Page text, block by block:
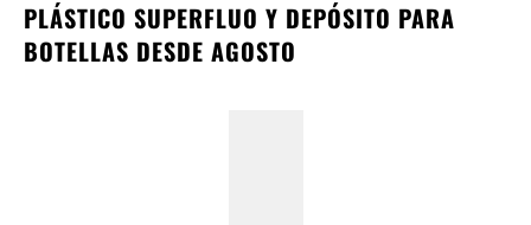
PLÁSTICO SUPERFLUO Y DEPÓSITO PARA
BOTELLAS DESDE AGOSTO